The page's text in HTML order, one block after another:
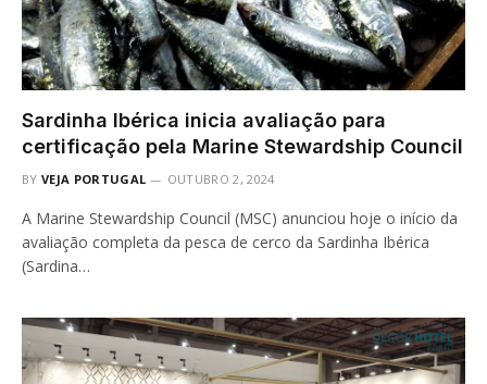
Sardinha Ibérica inicia avaliação para
certificação pela Marine Stewardship Council
BY VEJA PORTUGAL OUTUBRO 2, 2024
A Marine Stewardship Council (MSC) anunciou hoje o início da
avaliação completa da pesca de cerco da Sardinha Ibérica
(Sardina…